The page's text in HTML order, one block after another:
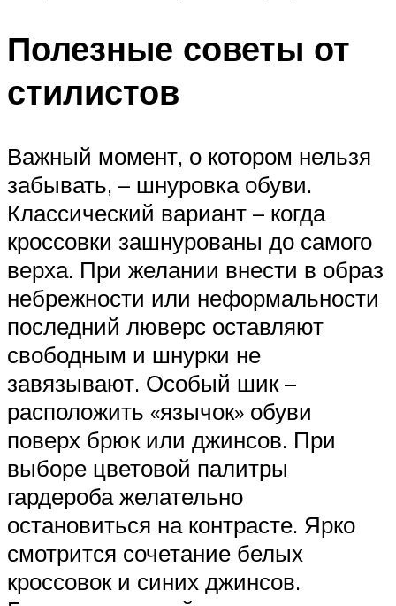
Полезные советы от
стилистов
Важный момент, о котором нельзя
забывать, – шнуровка обуви.
Классический вариант – когда
кроссовки зашнурованы до самого
верха. При желании внести в образ
небрежности или неформальности
последний люверс оставляют
свободным и шнурки не
завязывают. Особый шик –
расположить «язычок» обуви
поверх брюк или джинсов. При
выборе цветовой палитры
гардероба желательно
остановиться на контрасте. Ярко
смотрится сочетание белых
кроссовок и синих джинсов.